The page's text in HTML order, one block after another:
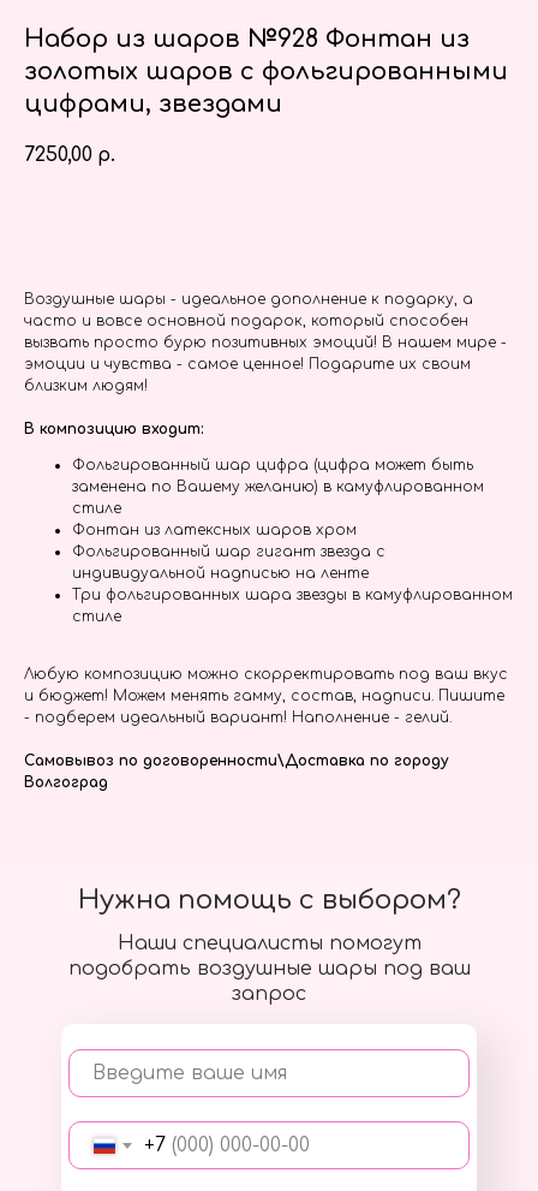
Набор из шаров №928 Фонтан из
золотых шаров с фольгированными
цифрами, звездами
7250,00 р.
Воздушные шары - идеальное дополнение к подарку, а
часто и вовсе основной подарок, который способен
вызвать просто бурю позитивных эмоций! В нашем мире -
эмоции и чувства - самое ценное! Подарите их своим
близким людям!
В композицию входит:
Фольгированный шар цифра (цифра может быть
заменена по Вашему желанию) в камуфлированном
стиле
Фонтан из латексных шаров хром
Фольгированный шар гигант звезда с
индивидуальной надписью на ленте
Три фольгированных шара звезды в камуфлированном
стиле
Любую композицию можно скорректировать под ваш вкус
и бюджет! Можем менять гамму, состав, надписи. Пишите
- подберем идеальный вариант! Наполнение - гелий.
Самовывоз по договоренности\Доставка по городу
Волгоград
Наши специалисты помогут
подобрать воздушные шары под ваш
запрос
Введите ваше имя
+7
Нужна помощь с выбором?